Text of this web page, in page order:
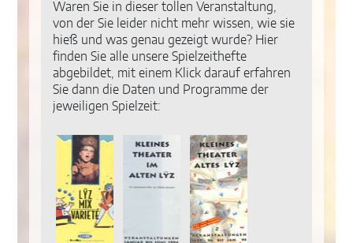
Waren Sie in dieser tollen Veranstaltung,
von der Sie leider nicht mehr wissen, wie sie
hieß und was genau gezeigt wurde? Hier
finden Sie alle unsere Spielzeithefte
abgebildet, mit einem Klick darauf erfahren
Sie dann die Daten und Programme der
jeweiligen Spielzeit: